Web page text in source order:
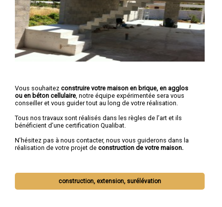
Vous souhaitez construire votre maison en brique, en agglos
ou en béton cellulaire , notre équipe expérimentée sera vous
conseiller et vous guider tout au long de votre réalisation.
Tous nos travaux sont réalisés dans les règles de l’art et ils
bénéficient d’une certification Qualibat.
N’hésitez pas à nous contacter, nous vous guiderons dans la
réalisation de votre projet de construction de votre maison.
construction, extension, surélévation